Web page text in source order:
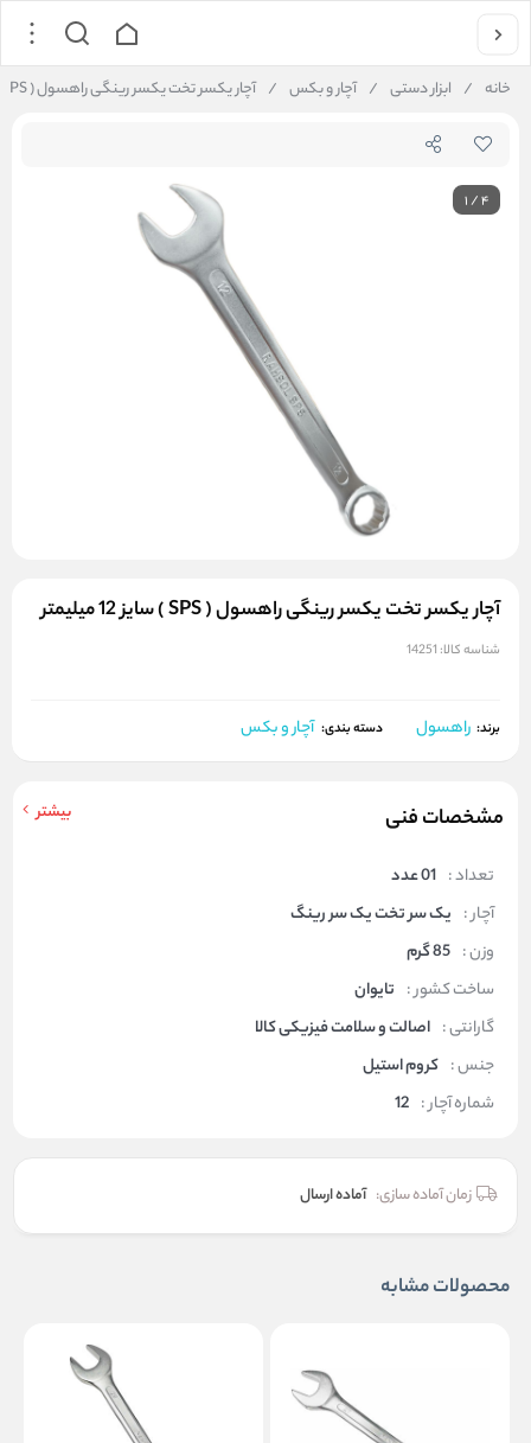
خانه / ابزار دستی / آچار و بکس / آچار یکسر تخت یکسر رینگی راهسول ( SPS ) سایز 12 میلیمتر
1/4
آچار یکسر تخت یکسر رینگی راهسول ( SPS ) سایز 12 میلیمتر
شناسه کالا: 14251
برند: راهسول دسته بندی: آچار و بکس
مشخصات فنی بیشتر
تعداد : 01 عدد
آچار : یک سر تخت یک سر رینگ
وزن : 85 گرم
ساخت کشور : تایوان
گارانتی : اصالت و سلامت فیزیکی کالا
جنس : کروم استیل
شماره آچار : 12
زمان آماده سازی: آماده ارسال
محصولات مشابه